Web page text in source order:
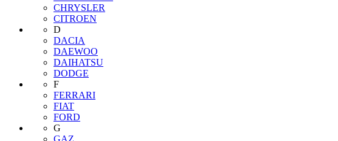
CHRYSLER
CITROEN
D
DACIA
DAEWOO
DAIHATSU
DODGE
F
FERRARI
FIAT
FORD
G
GAZ